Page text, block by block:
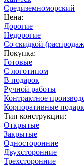
Средиземноморский
Цена:
Дорогие
Недорогие
Со скидкой
Покупка:
Готовые
С логотипом
В подарок
Ручной работы
Контрактное
Корпоративные
Тип конструкции:
Открытые
Закрытые
Односторонние
Двухсторонние
Трехсторонние